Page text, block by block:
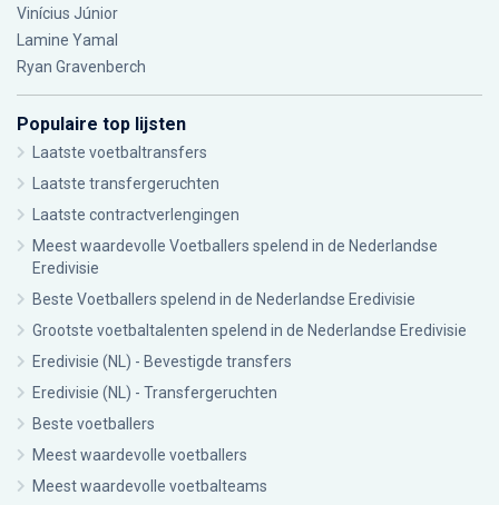
Vinícius Júnior
Lamine Yamal
Ryan Gravenberch
Populaire top lijsten
Laatste voetbaltransfers
Laatste transfergeruchten
Laatste contractverlengingen
Meest waardevolle Voetballers spelend in de Nederlandse
Eredivisie
Beste Voetballers spelend in de Nederlandse Eredivisie
Grootste voetbaltalenten spelend in de Nederlandse Eredivisie
Eredivisie (NL) - Bevestigde transfers
Eredivisie (NL) - Transfergeruchten
Beste voetballers
Meest waardevolle voetballers
Meest waardevolle voetbalteams